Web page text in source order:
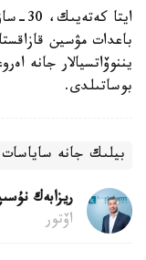
ايتا
باعدات مۋسين
يننوۆاتسيالار جانە
بوساتىلدى.
بيلىك جانە ساياسات
ريزابەك
اۆتور